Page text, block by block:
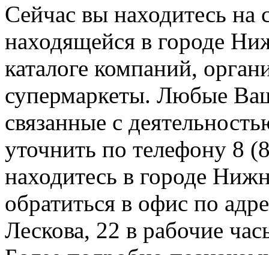
Сейчас вы находитесь на
находящейся в городе
каталоге компаний,
супермаркеты. Любые
связанные с
уточнить по телефону 8
находитесь в городе
обратиться в офис по
Лескова, 22 в рабочие